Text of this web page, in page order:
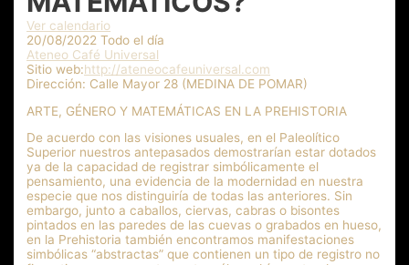
Ver calendario
20/08/2022 Todo el día
Ateneo Café Universal
Sitio web:http://ateneocafeuniversal.com
Dirección: Calle Mayor 28 (MEDINA DE POMAR)
ARTE, GÉNERO Y MATEMÁTICAS EN LA PREHISTORIA
De acuerdo con las visiones usuales, en el Paleolítico
Superior nuestros antepasados demostrarían estar dotados
ya de la capacidad de registrar simbólicamente el
pensamiento, una evidencia de la modernidad en nuestra
especie que nos distinguiría de todas las anteriores. Sin
embargo, junto a caballos, ciervas, cabras o bisontes
pintados en las paredes de las cuevas o grabados en hueso,
en la Prehistoria también encontramos manifestaciones
simbólicas “abstractas” que contienen un tipo de registro no